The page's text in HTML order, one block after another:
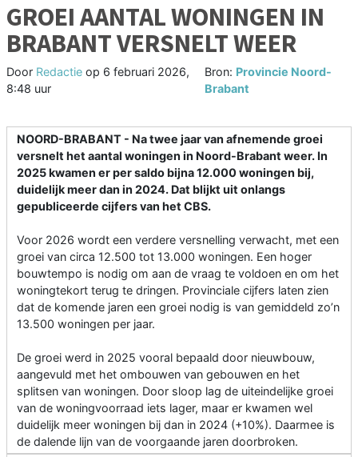
GROEI AANTAL WONINGEN IN
BRABANT VERSNELT WEER
Door Redactie op 6 februari 2026,
8:48 uur
Bron: Provincie Noord-
Brabant
NOORD-BRABANT - Na twee jaar van afnemende groei
versnelt het aantal woningen in Noord-Brabant weer. In
2025 kwamen er per saldo bijna 12.000 woningen bij,
duidelijk meer dan in 2024. Dat blijkt uit onlangs
gepubliceerde cijfers van het CBS.
Voor 2026 wordt een verdere versnelling verwacht, met een
groei van circa 12.500 tot 13.000 woningen. Een hoger
bouwtempo is nodig om aan de vraag te voldoen en om het
woningtekort terug te dringen. Provinciale cijfers laten zien
dat de komende jaren een groei nodig is van gemiddeld zo’n
13.500 woningen per jaar.
De groei werd in 2025 vooral bepaald door nieuwbouw,
aangevuld met het ombouwen van gebouwen en het
splitsen van woningen. Door sloop lag de uiteindelijke groei
van de woningvoorraad iets lager, maar er kwamen wel
duidelijk meer woningen bij dan in 2024 (+10%). Daarmee is
de dalende lijn van de voorgaande jaren doorbroken.